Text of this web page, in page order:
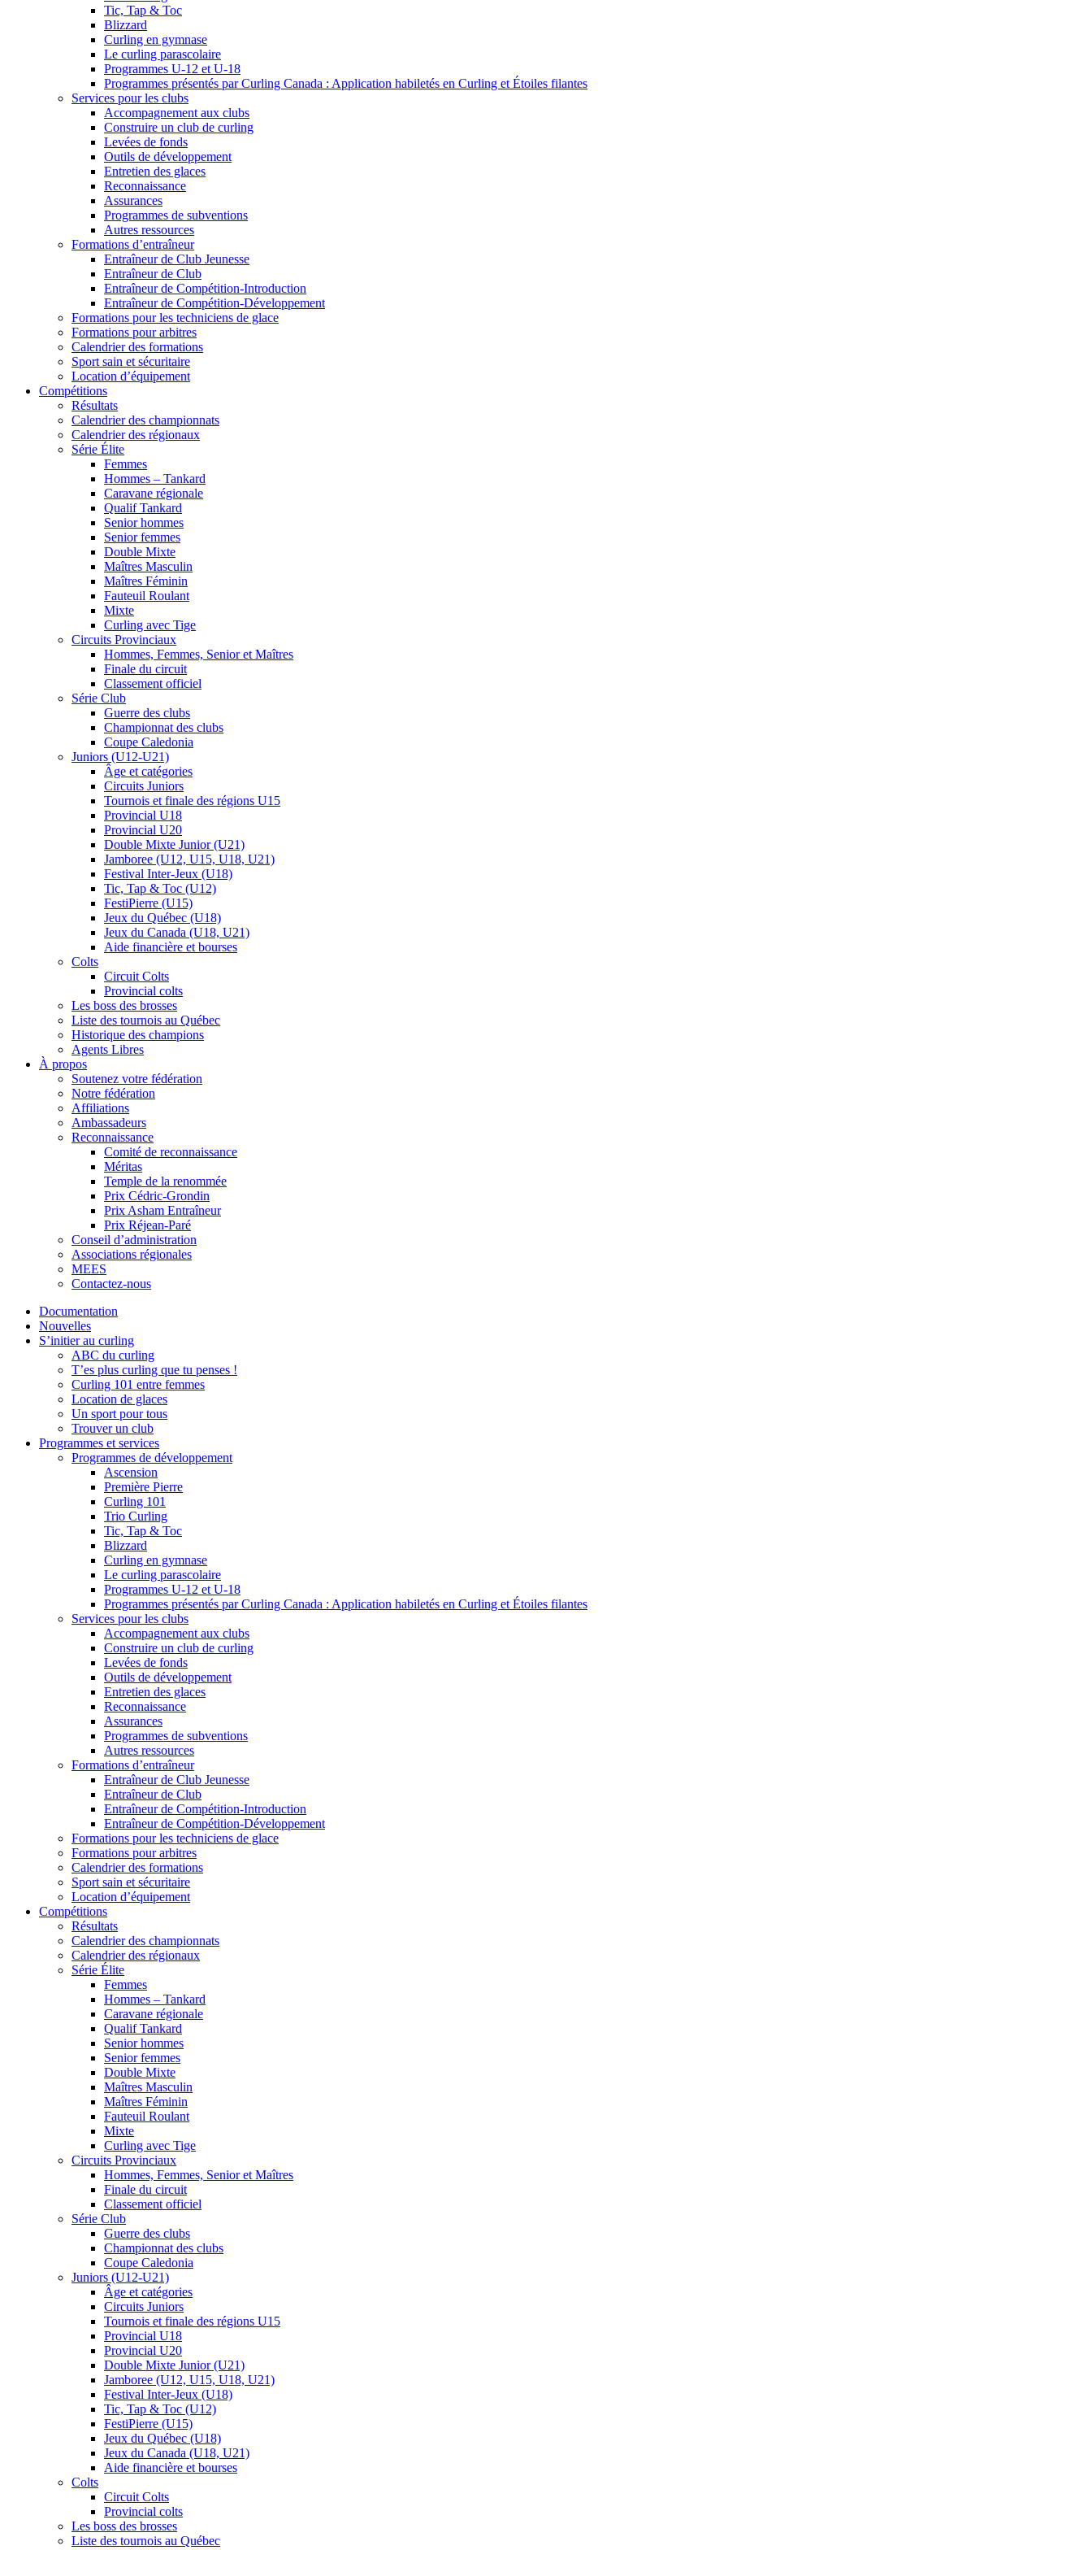
Tic, Tap & Toc
Blizzard
Curling en gymnase
Le curling parascolaire
Programmes U-12 et U-18
Programmes présentés par Curling Canada : Application habiletés en Curling et Étoiles filantes
Services pour les clubs
Accompagnement aux clubs
Construire un club de curling
Levées de fonds
Outils de développement
Entretien des glaces
Reconnaissance
Assurances
Programmes de subventions
Autres ressources
Formations d’entraîneur
Entraîneur de Club Jeunesse
Entraîneur de Club
Entraîneur de Compétition-Introduction
Entraîneur de Compétition-Développement
Formations pour les techniciens de glace
Formations pour arbitres
Calendrier des formations
Sport sain et sécuritaire
Location d’équipement
Compétitions
Résultats
Calendrier des championnats
Calendrier des régionaux
Série Élite
Femmes
Hommes – Tankard
Caravane régionale
Qualif Tankard
Senior hommes
Senior femmes
Double Mixte
Maîtres Masculin
Maîtres Féminin
Fauteuil Roulant
Mixte
Curling avec Tige
Circuits Provinciaux
Hommes, Femmes, Senior et Maîtres
Finale du circuit
Classement officiel
Série Club
Guerre des clubs
Championnat des clubs
Coupe Caledonia
Juniors (U12-U21)
Âge et catégories
Circuits Juniors
Tournois et finale des régions U15
Provincial U18
Provincial U20
Double Mixte Junior (U21)
Jamboree (U12, U15, U18, U21)
Festival Inter-Jeux (U18)
Tic, Tap & Toc (U12)
FestiPierre (U15)
Jeux du Québec (U18)
Jeux du Canada (U18, U21)
Aide financière et bourses
Colts
Circuit Colts
Provincial colts
Les boss des brosses
Liste des tournois au Québec
Historique des champions
Agents Libres
À propos
Soutenez votre fédération
Notre fédération
Affiliations
Ambassadeurs
Reconnaissance
Comité de reconnaissance
Méritas
Temple de la renommée
Prix Cédric-Grondin
Prix Asham Entraîneur
Prix Réjean-Paré
Conseil d’administration
Associations régionales
MEES
Contactez-nous
Documentation
Nouvelles
S’initier au curling
ABC du curling
T’es plus curling que tu penses !
Curling 101 entre femmes
Location de glaces
Un sport pour tous
Trouver un club
Programmes et services
Programmes de développement
Ascension
Première Pierre
Curling 101
Trio Curling
Tic, Tap & Toc
Blizzard
Curling en gymnase
Le curling parascolaire
Programmes U-12 et U-18
Programmes présentés par Curling Canada : Application habiletés en Curling et Étoiles filantes
Services pour les clubs
Accompagnement aux clubs
Construire un club de curling
Levées de fonds
Outils de développement
Entretien des glaces
Reconnaissance
Assurances
Programmes de subventions
Autres ressources
Formations d’entraîneur
Entraîneur de Club Jeunesse
Entraîneur de Club
Entraîneur de Compétition-Introduction
Entraîneur de Compétition-Développement
Formations pour les techniciens de glace
Formations pour arbitres
Calendrier des formations
Sport sain et sécuritaire
Location d’équipement
Compétitions
Résultats
Calendrier des championnats
Calendrier des régionaux
Série Élite
Femmes
Hommes – Tankard
Caravane régionale
Qualif Tankard
Senior hommes
Senior femmes
Double Mixte
Maîtres Masculin
Maîtres Féminin
Fauteuil Roulant
Mixte
Curling avec Tige
Circuits Provinciaux
Hommes, Femmes, Senior et Maîtres
Finale du circuit
Classement officiel
Série Club
Guerre des clubs
Championnat des clubs
Coupe Caledonia
Juniors (U12-U21)
Âge et catégories
Circuits Juniors
Tournois et finale des régions U15
Provincial U18
Provincial U20
Double Mixte Junior (U21)
Jamboree (U12, U15, U18, U21)
Festival Inter-Jeux (U18)
Tic, Tap & Toc (U12)
FestiPierre (U15)
Jeux du Québec (U18)
Jeux du Canada (U18, U21)
Aide financière et bourses
Colts
Circuit Colts
Provincial colts
Les boss des brosses
Liste des tournois au Québec